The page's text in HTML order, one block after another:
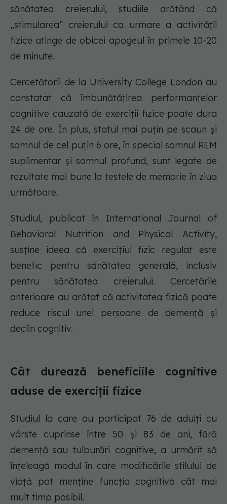
sănătatea creierului, studiile arătând că
„stimularea” creierului ca urmare a activității
fizice atinge de obicei apogeul în primele 10-20
de minute.
Cercetătorii de la University College London au
constatat că îmbunătățirea performanțelor
cognitive cauzată de exerciții fizice poate dura
24 de ore. În plus, statul mai puțin pe scaun și
somnul de cel puțin 6 ore, în special somnul REM
suplimentar și somnul profund, sunt legate de
rezultate mai bune la testele de memorie în ziua
următoare.
Studiul, publicat în International Journal of
Behavioral Nutrition and Physical Activity,
susține ideea că exercițiul fizic regulat este
benefic pentru sănătatea generală, inclusiv
pentru sănătatea creierului. Cercetările
anterioare au arătat că activitatea fizică poate
reduce riscul unei persoane de demență și
declin cognitiv.
Cât durează beneficiile cognitive
aduse de exerciții fizice
Studiul la care au participat 76 de adulți cu
vârste cuprinse între 50 și 83 de ani, fără
demență sau tulburări cognitive, a urmărit să
înțeleagă modul în care modificările stilului de
viață pot menține funcția cognitivă cât mai
mult timp posibil.